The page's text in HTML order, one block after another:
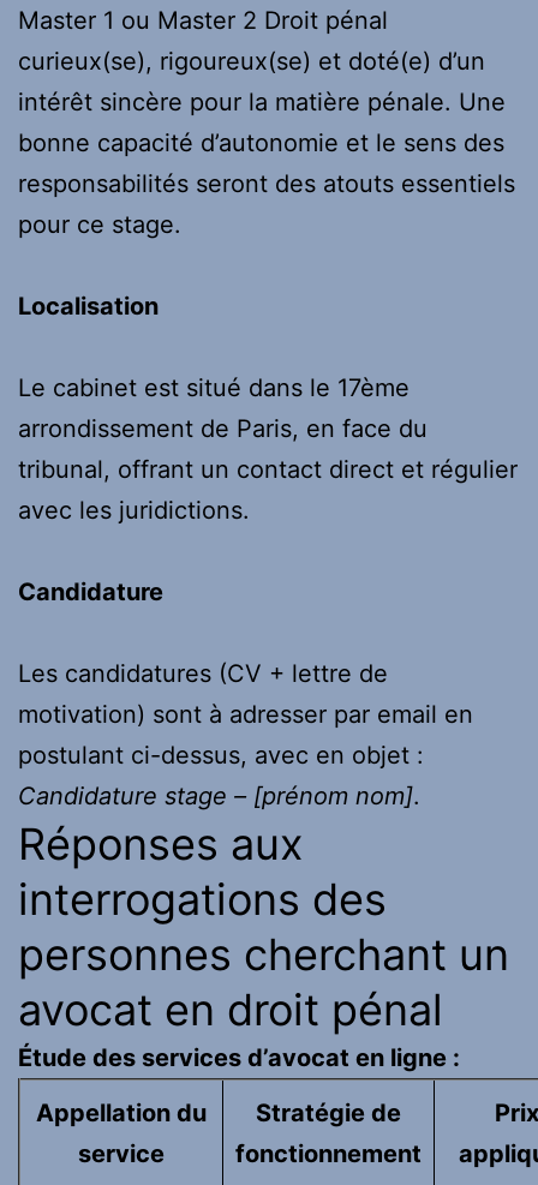
Master 1 ou Master 2 Droit pénal
curieux(se), rigoureux(se) et doté(e) d’un
intérêt sincère pour la matière pénale. Une
bonne capacité d’autonomie et le sens des
responsabilités seront des atouts essentiels
pour ce stage.
Localisation
Le cabinet est situé dans le 17ème
arrondissement de Paris, en face du
tribunal, offrant un contact direct et régulier
avec les juridictions.
Candidature
Les candidatures (CV + lettre de
motivation) sont à adresser par email en
postulant ci-dessus, avec en objet :
Candidature stage – [prénom nom].
Réponses aux
interrogations des
personnes cherchant un
avocat en droit pénal
Étude des services d’avocat en ligne :
Appellation du
service
Stratégie de
fonctionnement
Prix